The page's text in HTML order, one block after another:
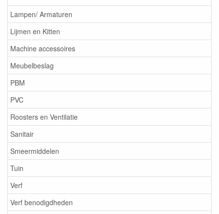
Lampen/ Armaturen
Lijmen en Kitten
Machine accessoires
Meubelbeslag
PBM
PVC
Roosters en Ventilatie
Sanitair
Smeermiddelen
Tuin
Verf
Verf benodigdheden